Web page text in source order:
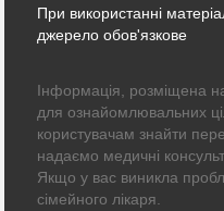
При використанні
джерело обов'язкове
Інформація, розміщена
для ознайомлювальних
користувачам знайти
надаємо медичні
Якщо у вас виникла
сімейного лікаря.